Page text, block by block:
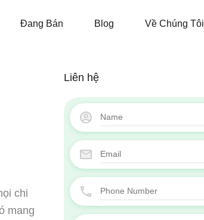
Cho Thuê Đang Bán Blog
Đang Bán Blog Về Chúng Tôi
chi
mang
Liên hệ